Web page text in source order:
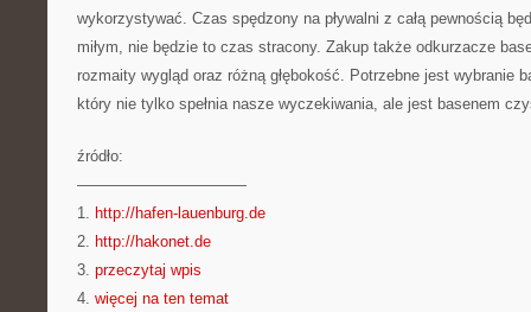
wykorzystywać. Czas spędzony na pływalni z całą pewnością
miłym, nie będzie to czas stracony. Zakup także odkurzacze
rozmaity wygląd oraz różną głębokość. Potrzebne jest wybranie
który nie tylko spełnia nasze wyczekiwania, ale jest basenem
źródło:
———————————
1. http://hafen-lauenburg.de
2. http://hakonet.de
3. przeczytaj wpis
4. więcej na ten temat